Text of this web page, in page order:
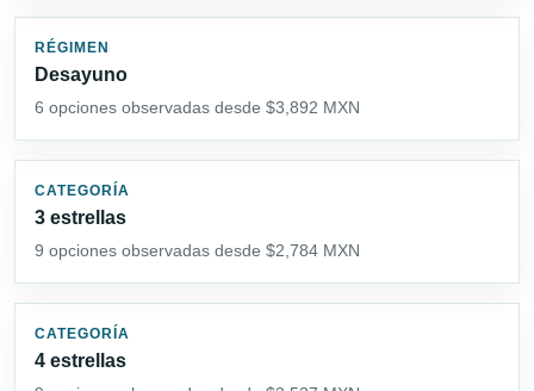
RÉGIMEN
Desayuno
6 opciones observadas desde $3,892 MXN
CATEGORÍA
3 estrellas
9 opciones observadas desde $2,784 MXN
CATEGORÍA
4 estrellas